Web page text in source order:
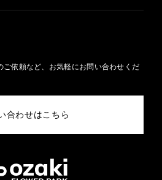
ご依頼など、お気軽にお問い合わせくだ
合わせはこちら